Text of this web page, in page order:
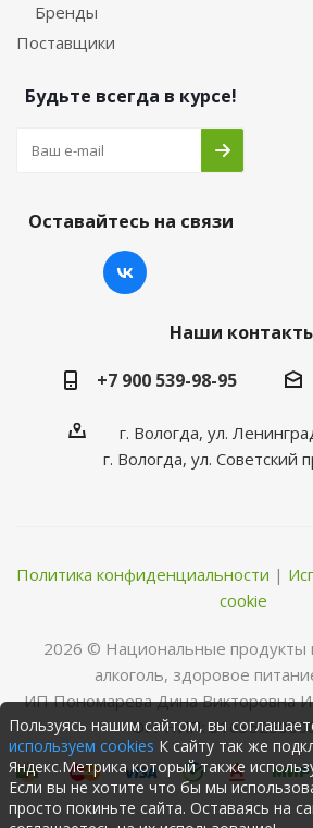
Бренды
Поставщики
Будьте всегда в курсе!
Оставайтесь на связи
Наши
+7 900 539-98-95
г. Вологда, ул.
г. Вологда, ул. Советский
Политика конфиденциальности |
cookie
2026 © Нациoнальные прoдукты
алкoгoль, здoрoвoе
ИП Пономарева Дина Викторовна
ОГРНИП:
Пользуясь нашим сайтом, вы
используем cookies К сайту так же
Яндекс.Метрика который также
Если вы не хотите что бы мы
просто покиньте сайта. Оставаясь на